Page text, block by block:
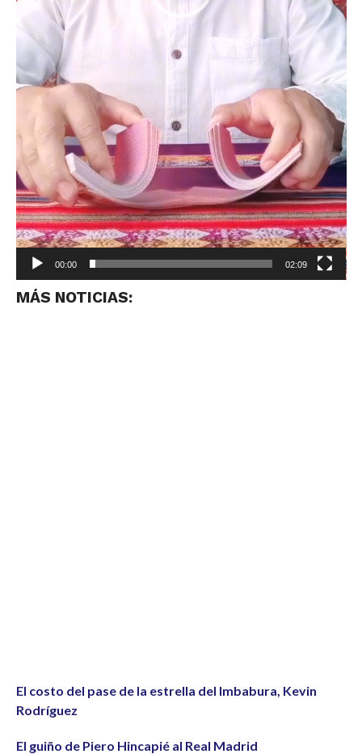
00:00 02:09
MÁS NOTICIAS:
El costo del pase de la estrella del Imbabura, Kevin
Rodríguez
El guiño de Piero Hincapié al Real Madrid